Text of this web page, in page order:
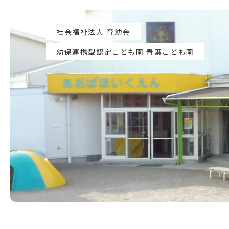
社会福祉法人 育幼会
幼保連携型認定こども園 青葉こども園